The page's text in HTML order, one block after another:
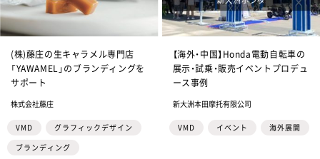
(株)藤庄の生キャラメル専門店
「YAWAMEL」のブランディングを
サポート
株式会社藤庄
VMD
グラフィックデザイン
ブランディング
【海外・中国】Honda電動自転車の
展示・試乗・販売イベントプロデュ
ース事例
新大洲本田摩托有限公司
VMD イベント 海外展開